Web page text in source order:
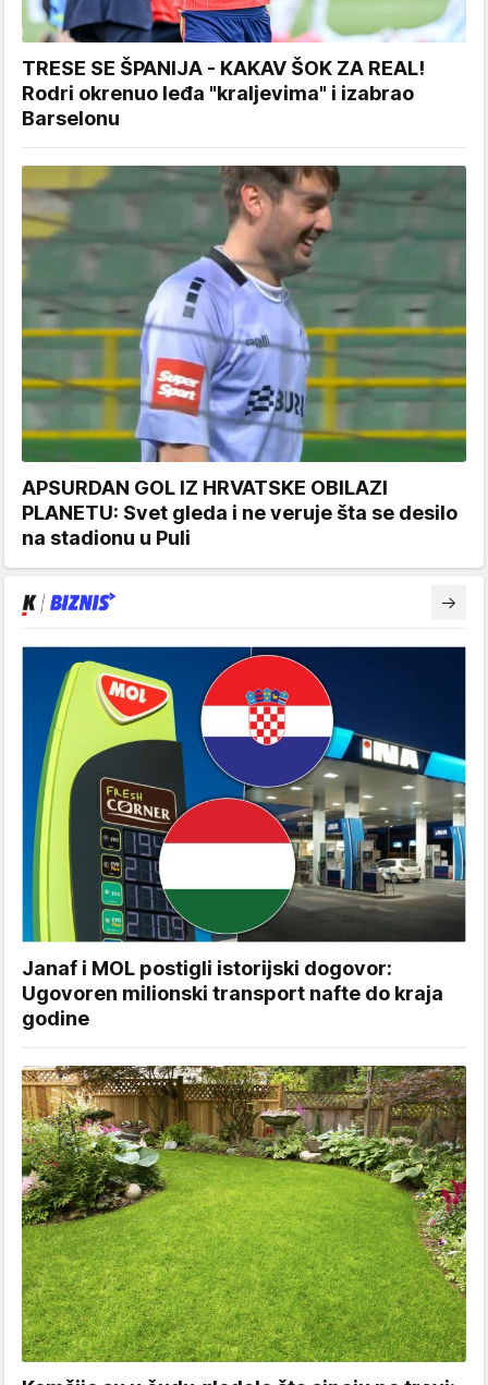
TRESE SE ŠPANIJA - KAKAV ŠOK ZA REAL!
Rodri okrenuo leđa "kraljevima" i izabrao
Barselonu
APSURDAN GOL IZ HRVATSKE OBILAZI
PLANETU: Svet gleda i ne veruje šta se desilo
na stadionu u Puli
Janaf i MOL postigli istorijski dogovor:
Ugovoren milionski transport nafte do kraja
godine